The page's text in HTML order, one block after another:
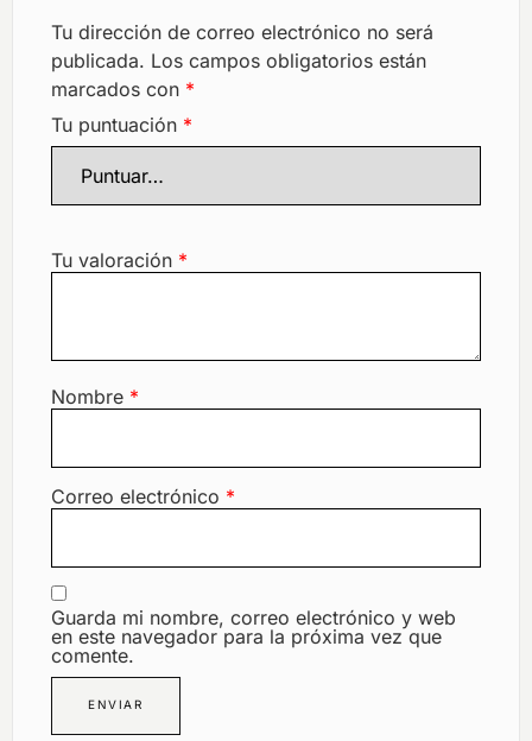
Tu dirección de correo electrónico no será
publicada. Los campos obligatorios están
marcados con *
Tu puntuación *
Tu valoración *
Nombre *
Correo electrónico *
Guarda mi nombre, correo electrónico y web
en este navegador para la próxima vez que
comente.